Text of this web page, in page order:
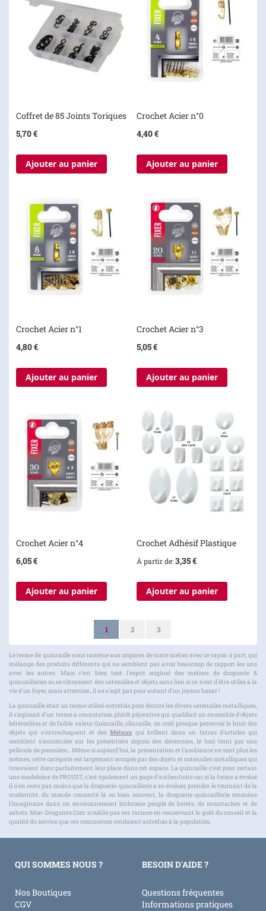
Coffret de 85 Joints Toriques
5,70 €
Ajouter au panier
Crochet Acier n°0
4,40 €
Ajouter au panier
Crochet Acier n°1
4,80 €
Ajouter au panier
Crochet Acier n°3
5,05 €
Ajouter au panier
Crochet Acier n°4
6,05 €
Ajouter au panier
Crochet Adhésif Plastique
À partir de 3,35 €
Ajouter au panier
PageVous lisez actuellement la page
1 Page
2 Page
3
Le terme de quincaille nous ramène aux origines de notre métier avec ce rayon à part, qui
mélange des produits différents qui ne semblent pas avoir beaucoup de rapport les uns
avec les autres. Mais c'est bien tout l'esprit originel des métiers de droguerie &
quincailleries ou se côtoyaient des ustensiles et objets sans lien si ce n'est d'être utiles à la
vie d'un foyer, mais attention, il ne s'agit pas pour autant d'un joyeux bazar !
La quincaille était un terme utilisé autrefois pour décrire les divers ustensiles métalliques,
il s'agissait d'un terme à connotation plutôt péjorative qui qualifiait un ensemble d'objets
hétéroclites et de faible valeur. Quincaille, clincaille, on croit presque percevoir le bruit des
objets qui s'entrechoquent et desMétaux qui brillent dans un fatras d'articles qui
semblent s'accumuler sur les présentoirs depuis des décennies, le tout terni par une
pellicule de poussière... Même si aujourd'hui, la présentation et l'ambiance ne sont plus les
mêmes, cette catégorie est largement occupée par des objets et ustensiles métalliques qui
trouvaient donc parfaitement leur place dans cet espace. La quincaille c'est pour certain
une madeleine de PROUST, c'est également un gage d'authenticité car si la forme a évolué
il n'en reste pas moins que la droguerie-quncaillerie a su évoluer, prendre le tournant de la
modernité, du monde connecté là ou bien souvent, la droguerie-quincaillerie emmène
l'imaginaire dans un environnement bichrome peuplé de berets, de moustaches et de
sabots. Mon-Droguiste.Com n'oublie pas ses racines en conservant le goût du conseil et la
qualité du service que ces commerces rendaient autrefois à la population.
QUI SOMMES NOUS ?
Nos Boutiques
CGV
BESOIN D'AIDE ?
Questions fréquentes
Informations pratiques